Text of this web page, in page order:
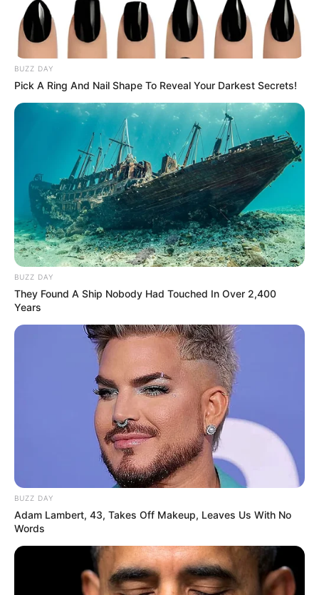
BUZZ DAY
Pick A Ring And Nail Shape To Reveal Your Darkest Secrets!
BUZZ DAY
They Found A Ship Nobody Had Touched In Over 2,400
Years
BUZZ DAY
Adam Lambert, 43, Takes Off Makeup, Leaves Us With No
Words